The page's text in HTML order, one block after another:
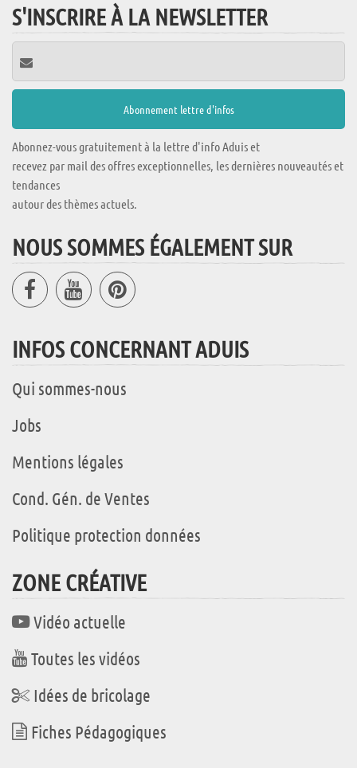
S'INSCRIRE À LA NEWSLETTER
Abonnez-vous gratuitement à la lettre d'info Aduis et
recevez par mail des offres exceptionnelles, les dernières nouveautés et
tendances
autour des thèmes actuels.
NOUS SOMMES ÉGALEMENT SUR
INFOS CONCERNANT ADUIS
Qui sommes-nous
Jobs
Mentions légales
Cond. Gén. de Ventes
Politique protection données
ZONE CRÉATIVE
Vidéo actuelle
Toutes les vidéos
Idées de bricolage
Fiches Pédagogiques